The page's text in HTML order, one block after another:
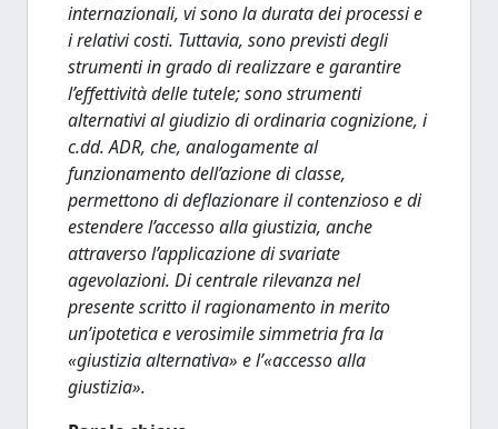
internazionali, vi sono la durata dei processi e
i relativi costi. Tuttavia, sono previsti degli
strumenti in grado di realizzare e garantire
l’effettività delle tutele; sono strumenti
alternativi al giudizio di ordinaria cognizione, i
c.dd. ADR, che, analogamente al
funzionamento dell’azione di classe,
permettono di deflazionare il contenzioso e di
estendere l’accesso alla giustizia, anche
attraverso l’applicazione di svariate
agevolazioni. Di centrale rilevanza nel
presente scritto il ragionamento in merito
un’ipotetica e verosimile simmetria fra la
«giustizia alternativa» e l’«accesso alla
giustizia».